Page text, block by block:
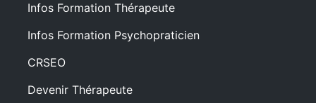
Infos Formation Thérapeute
Infos Formation Psychopraticien
CRSEO
Devenir Thérapeute